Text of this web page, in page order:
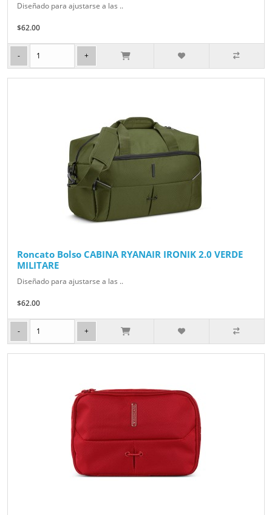
Diseñado para ajustarse a las ..
$62.00
Roncato Bolso CABINA RYANAIR IRONIK 2.0 VERDE
MILITARE
Diseñado para ajustarse a las ..
$62.00